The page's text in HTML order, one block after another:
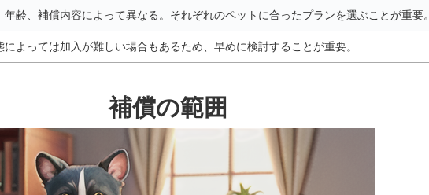
年齢、補償内容によって異なる。それぞれのペットに合ったプランを選ぶことが重要。
よっては加入が難しい場合もあるため、早めに検討することが重要。
補償の範囲